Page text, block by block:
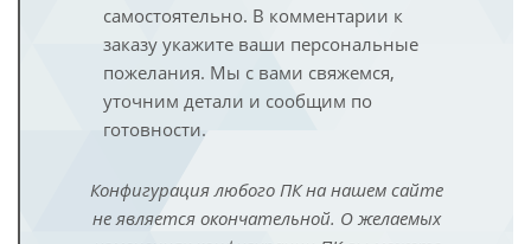
самостоятельно. В комментарии к
заказу укажите ваши персональные
пожелания. Мы с вами свяжемся,
уточним детали и сообщим по
готовности.
Конфигурация любого ПК на нашем сайте
не является окончательной. О желаемых